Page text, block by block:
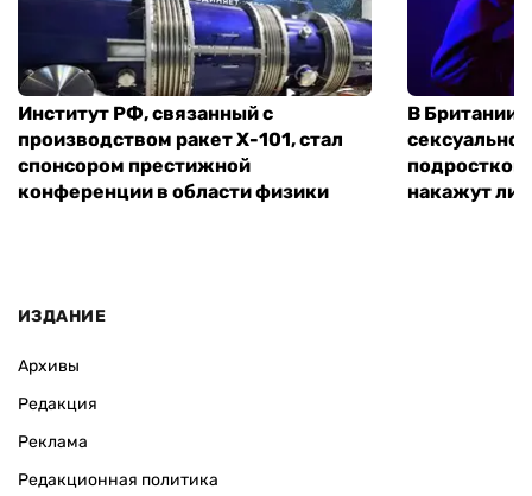
Институт РФ, связанный с
производством ракет Х-101, стал
спонсором престижной
конференции в области физики
В Британии
подростком
накажут ли
ИЗДАНИЕ
Архивы
Редакция
Реклама
Редакционная политика